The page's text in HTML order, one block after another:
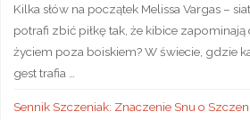
Kilka słów na początek Melissa Vargas –
potrafi zbić piłkę tak, że kibice
życiem poza boiskiem? W świecie, gdzie
gest trafia …
Sennik Szczeniak: Znaczenie Snu o